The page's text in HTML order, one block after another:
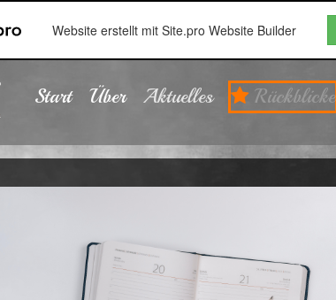
Website erstellt mit Site.pro Website Builder
Start Über Aktuelles Rückblicke